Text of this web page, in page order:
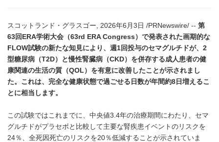
スコットランド・グラスゴー, 2026年6月3日 /PRNewswire/ -- 第
63回ERA学術大会（63rd ERA Congress）で発表された画期的な
FLOW試験の新たな知見により、週1回投与のセマグルチドが、2
型糖尿病（T2D）と慢性腎臓病（CKD）を併存する成人患者の健
康関連の生活の質（QOL）を有意に改善したことが示されまし
た。これは、完全な健康状態で過ごせる日数が年間約8日増えるこ
とに相当します。
この試験ではこれまでに、中央値3.4年の治療期間にわたり、セマ
グルチドがプラセボと比較して主要な腎疾患イベントのリスクを
24％、全死因死亡のリスクを20％低減することが示されていま